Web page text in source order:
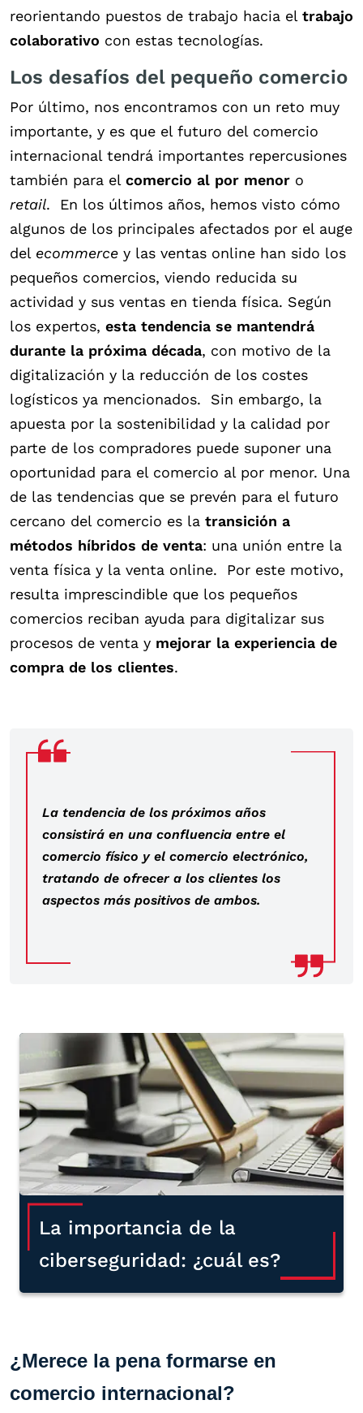
reorientando puestos de trabajo hacia el trabajo
colaborativo con estas tecnologías.
Los desafíos del pequeño comercio
Por último, nos encontramos con un reto muy
importante, y es que el futuro del comercio
internacional tendrá importantes repercusiones
también para el comercio al por menor o
retail.
En los últimos años, hemos visto cómo
algunos de los principales afectados por el auge
del ecommerce y las ventas online han sido los
pequeños comercios, viendo reducida su
actividad y sus ventas en tienda física. Según
los expertos, esta tendencia se mantendrá
durante la próxima década, con motivo de la
digitalización y la reducción de los costes
logísticos ya mencionados.
Sin embargo, la
apuesta por la sostenibilidad y la calidad por
parte de los compradores puede suponer una
oportunidad para el comercio al por menor. Una
de las tendencias que se prevén para el futuro
cercano del comercio es la transición a
métodos híbridos de venta: una unión entre la
venta física y la venta online.
Por este motivo,
resulta imprescindible que los pequeños
comercios reciban ayuda para digitalizar sus
procesos de venta y mejorar la experiencia de
compra de los clientes.
La tendencia de los próximos años
consistirá en una confluencia entre el
comercio físico y el comercio electrónico,
tratando de ofrecer a los clientes los
aspectos más positivos de ambos.
La importancia de la
ciberseguridad: ¿cuál es?
¿Merece la pena formarse en
comercio internacional?